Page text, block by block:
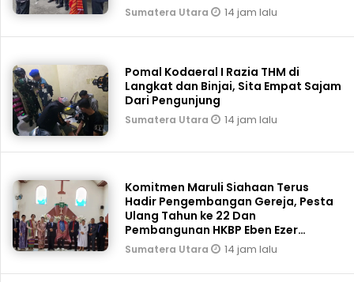
Sumatera Utara 14 jam lalu
Pomal Kodaeral I Razia THM di
Langkat dan Binjai, Sita Empat Sajam
Dari Pengunjung
Sumatera Utara 14 jam lalu
Komitmen Maruli Siahaan Terus
Hadir Pengembangan Gereja, Pesta
Ulang Tahun ke 22 Dan
Pembangunan HKBP Eben Ezer
Martoba Beri Bantuan
Sumatera Utara 14 jam lalu